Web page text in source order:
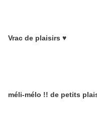
Vrac de plaisirs ♥
méli-mélo !! de petits